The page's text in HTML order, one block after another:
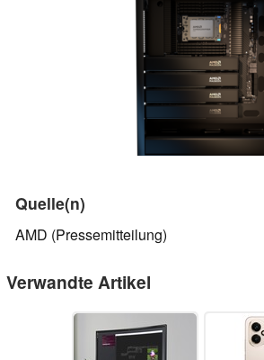
Quelle(n)
AMD (Pressemitteilung)
Verwandte Artikel